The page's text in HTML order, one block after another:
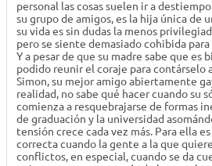
personal las cosas suelen ir a
su grupo de amigos, es la hija única de
su vida es sin dudas la menos
pero se siente demasiado cohibida
Y a pesar de que su madre sabe que es
podido reunir el coraje para contárselo
Simon, su mejor amigo abiertamente
realidad, no sabe qué hacer cuando su
comienza a resquebrajarse de formas
de graduación y la universidad
tensión crece cada vez más. Para ella
correcta cuando la gente a la que
conflictos, en especial, cuando se da